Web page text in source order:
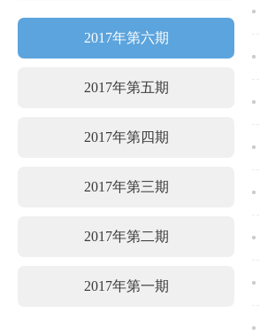
2017年第六期
2017年第五期
2017年第四期
2017年第三期
2017年第二期
2017年第一期